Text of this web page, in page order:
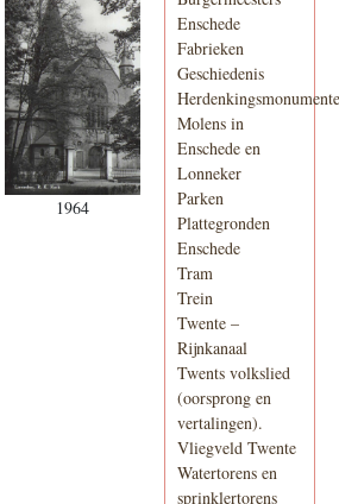
1964
Enschede
Fabrieken
Geschiedenis
Molens in
Enschede en
Lonneker
Parken
Plattegronden
Enschede
Tram
Trein
Twente –
Rijnkanaal
Twents volkslied
(oorsprong en
vertalingen).
Vliegveld Twente
Watertorens en
sprinklertorens